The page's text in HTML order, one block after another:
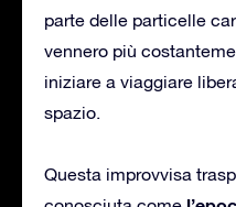
parte delle particelle
vennero più
iniziare a viaggiare
spazio.
Questa improvvisa